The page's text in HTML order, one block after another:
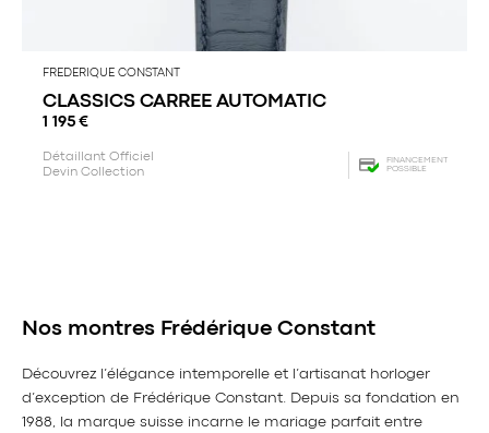
FREDERIQUE CONSTANT
CLASSICS CARREE AUTOMATIC
1 195 €
Détaillant Officiel
Devin Collection
FINANCEMENT
POSSIBLE
Nos montres Frédérique Constant
Découvrez l’élégance intemporelle et l’artisanat horloger
d’exception de Frédérique Constant. Depuis sa fondation en
1988, la marque suisse incarne le mariage parfait entre